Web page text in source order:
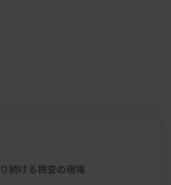
スクの判定基準を作成
して導入した歯周病検診は今
にも対象を広げることを検討。
続ける検査の現場